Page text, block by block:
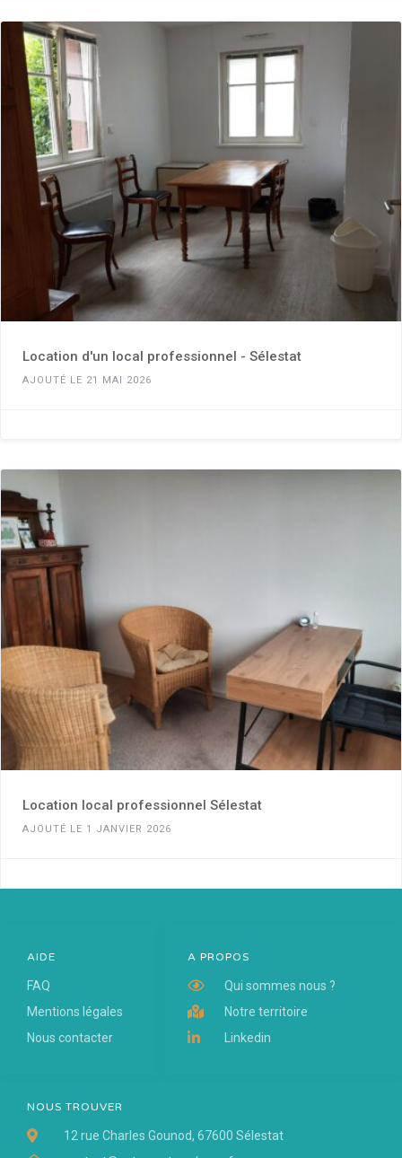
Location d'un local professionnel - Sélestat
AJOUTÉ LE 21 MAI 2026
Location local professionnel Sélestat
AJOUTÉ LE 1 JANVIER 2026
NOUS TROUVER
12 rue Charles Gounod, 67600 Sélestat
A PROPOS
Qui sommes nous ?
Notre territoire
Linkedin
AIDE
FAQ
Mentions légales
Nous contacter